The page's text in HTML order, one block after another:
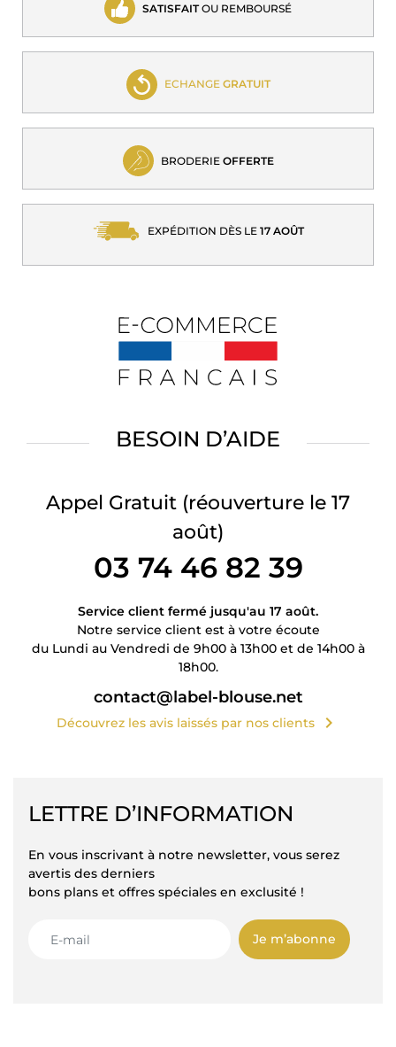
SATISFAITOU REMBOURSÉ
ECHANGE GRATUIT
BRODERIE OFFERTE
EXPÉDITION DÈS LE 17 AOÛT
BESOIN D’AIDE
Appel Gratuit (réouverture le 17
août)
03 74 46 82 39
Service client fermé jusqu'au 17 août.
Notre service client est à votre écoute
du Lundi au Vendredi de 9h00 à 13h00 et de 14h00 à
18h00.
contact@label-blouse.net
Découvrez les avis laissés par nos clients chevron_right
LETTRE D’INFORMATION
En vous inscrivant à notre newsletter, vous serez
avertis des derniers
bons plans et offres spéciales en exclusité !
Je m’abonne